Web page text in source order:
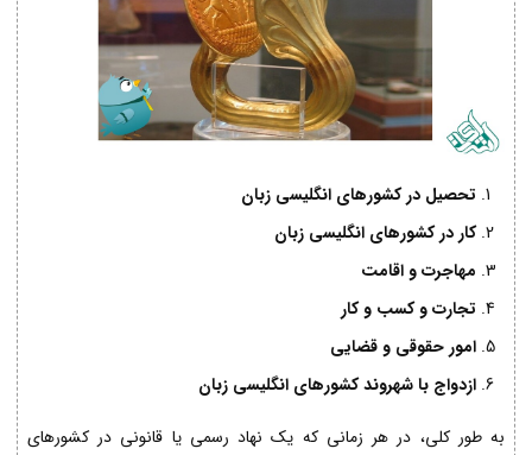
تحصیل در کشورهای انگلیسی زبان
کار در کشورهای انگلیسی زبان
مهاجرت و اقامت
تجارت و کسب و کار
امور حقوقی و قضایی
ازدواج با شهروند کشورهای انگلیسی زبان
به طور کلی، در هر زمانی که یک نهاد رسمی یا قانونی در کشورهای